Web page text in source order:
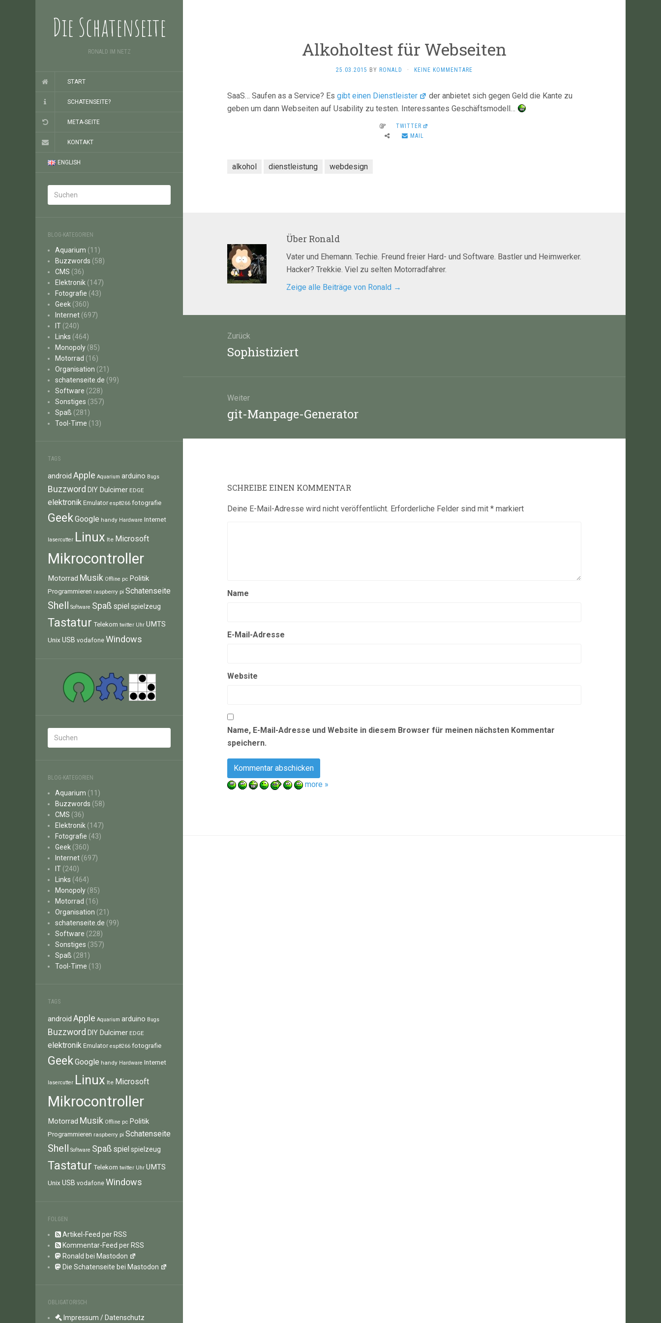
Die Schatenseite
RONALD IM NETZ
START
SCHATENSEITE?
META-SEITE
KONTAKT
ENGLISH
BLOG-KATEGORIEN
Aquarium (11)
Buzzwords (58)
CMS (36)
Elektronik (147)
Fotografie (43)
Geek (360)
Internet (697)
IT (240)
Links (464)
Monopoly (85)
Motorrad (16)
Organisation (21)
schatenseite.de (99)
Software (228)
Sonstiges (357)
Spaß (281)
Tool-Time (13)
TAGS
android Apple Aquarium arduino Bugs
Buzzword DIY Dulcimer EDGE
elektronik Emulator esp8266 fotografie
GeekGoogle handy Hardware Internet
lasercutter Linux lte Microsoft
Mikrocontroller
Motorrad Musik Offline pc Politik
Programmieren raspberry pi Schatenseite
Shell Software Spaß spiel spielzeug
Tastatur Telekom twitter Uhr UMTS
Unix USB vodafone Windows
BLOG-KATEGORIEN
Aquarium (11)
Buzzwords (58)
CMS (36)
Elektronik (147)
Fotografie (43)
Geek (360)
Internet (697)
IT (240)
Links (464)
Monopoly (85)
Motorrad (16)
Organisation (21)
schatenseite.de (99)
Software (228)
Sonstiges (357)
Spaß (281)
Tool-Time (13)
TAGS
android Apple Aquarium arduino Bugs
Buzzword DIY Dulcimer EDGE
elektronik Emulator esp8266 fotografie
GeekGoogle handy Hardware Internet
lasercutter Linux lte Microsoft
Mikrocontroller
Motorrad Musik Offline pc Politik
Programmieren raspberry pi Schatenseite
Shell Software Spaß spiel spielzeug
Tastatur Telekom twitter Uhr UMTS
Unix USB vodafone Windows
FOLGEN
Artikel-Feed per RSS
Kommentar-Feed per RSS
Ronald bei Mastodon
Die Schatenseite bei Mastodon
OBLIGATORISCH
Impressum / Datenschutz
Alkoholtest für Webseiten
25.03.2015 BY RONALD · KEINE KOMMENTARE
SaaS… Saufen as a Service? Es gibt einen Dienstleister
der anbietet sich gegen Geld die Kante zu
geben um dann Webseiten auf Usability zu testen. Interessantes Geschäftsmodell…
TWITTER
MAIL
alkohol dienstleistung webdesign
Über Ronald
Vater und Ehemann. Techie. Freund freier Hard- und Software. Bastler und Heimwerker.
Hacker? Trekkie. Viel zu selten Motorradfahrer.
Zeige alle Beiträge von Ronald →
Zurück
Vorheriger
Beitrag:
Sophistiziert
Weiter
Nächster
Beitrag:
git-Manpage-Generator
SCHREIBE EINEN KOMMENTAR
Deine E-Mail-Adresse wird nicht veröffentlicht. Erforderliche Felder sind mit * markiert
Name
E-Mail-Adresse
Website
Name, E-Mail-Adresse und Website in diesem Browser für meinen nächsten Kommentar
speichern.
more »